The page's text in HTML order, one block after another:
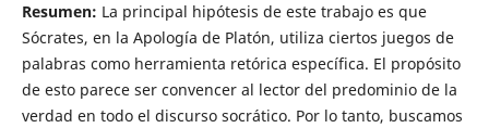
Resumen: La principal hipótesis de este trabajo es que
Sócrates, en la Apología de Platón, utiliza ciertos juegos de
palabras como herramienta retórica específica. El propósito
de esto parece ser convencer al lector del predominio de la
verdad en todo el discurso socrático. Por lo tanto, buscamos